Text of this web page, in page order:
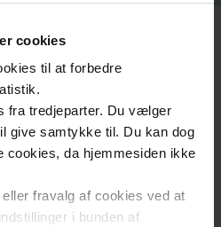
cookies
til at forbedre
fra tredjeparter. Du vælger
give samtykke til. Du kan dog
da hjemmesiden ikke
fravalg af cookies ved at
i bunden af
præsenterer
og viser, hvordan
på forskellige medier.